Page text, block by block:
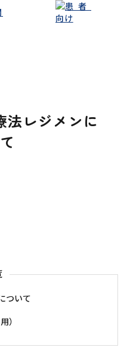
法レジメンに
ついて
）